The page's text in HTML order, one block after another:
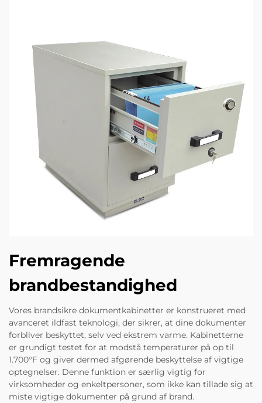
Fremragende
brandbestandighed
Vores brandsikre dokumentkabinetter er konstrueret med
avanceret ildfast teknologi, der sikrer, at dine dokumenter
forbliver beskyttet, selv ved ekstrem varme. Kabinetterne
er grundigt testet for at modstå temperaturer på op til
1.700°F og giver dermed afgørende beskyttelse af vigtige
optegnelser. Denne funktion er særlig vigtig for
virksomheder og enkeltpersoner, som ikke kan tillade sig at
miste vigtige dokumenter på grund af brand.